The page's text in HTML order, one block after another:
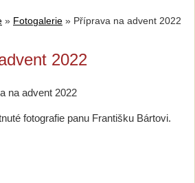
» Fotogalerie » Příprava na advent 2022
2022
na advent 2022
fotografie panu Františku Bártovi.